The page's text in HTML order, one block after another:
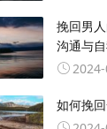
挽回男
沟通与
如何挽